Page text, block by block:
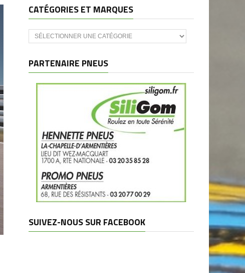
CATÉGORIES ET MARQUES
Catégories
et
PARTENAIRE PNEUS
SUIVEZ-NOUS SUR FACEBOOK